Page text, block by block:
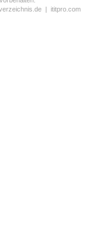
| ititpro.com